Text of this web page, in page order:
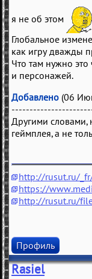
я не об этом
Глобальное
как игру дважды
Что там нужно
и персонажей.
Добавлено (06
Другими словами,
геймплея, а не
http://rusut.ru/
https://
http://rusut.ru/
Профиль
Rasiel